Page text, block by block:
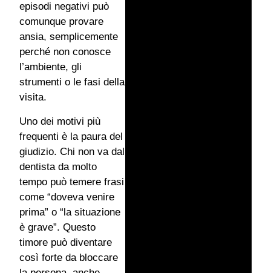
episodi negativi può
comunque provare
ansia, semplicemente
perché non conosce
l’ambiente, gli
strumenti o le fasi della
visita.
Uno dei motivi più
frequenti è la paura del
giudizio. Chi non va dal
dentista da molto
tempo può temere frasi
come “doveva venire
prima” o “la situazione
è grave”. Questo
timore può diventare
così forte da bloccare